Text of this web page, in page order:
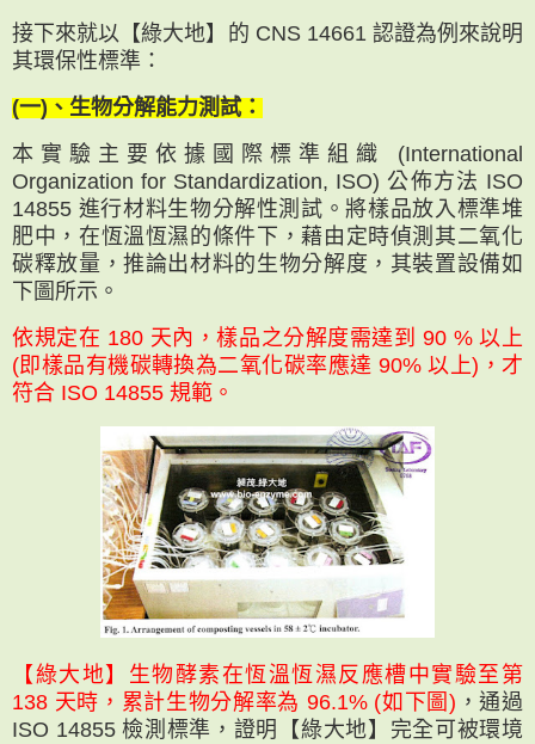
接下來就以【綠大地】的 CNS 14661 認證為例來說明
其環保性標準：
(一)、生物分解能力測試：
本實驗主要依據國際標準組織 (International
Organization for Standardization, ISO) 公佈方法 ISO
14855 進行材料生物分解性測試。將樣品放入標準堆
肥中，在恆溫恆濕的條件下，藉由定時偵測其二氧化
碳釋放量，推論出材料的生物分解度，其裝置設備如
下圖所示。
依規定在 180 天內，樣品之分解度需達到 90 % 以上
(即樣品有機碳轉換為二氧化碳率應達 90% 以上)，才
符合 ISO 14855 規範。
【綠大地】生物酵素在恆溫恆濕反應槽中實驗至第
138 天時，累計生物分解率為 96.1% (如下圖) ，通過
ISO 14855 檢測標準，證明【綠大地】完全可被環境